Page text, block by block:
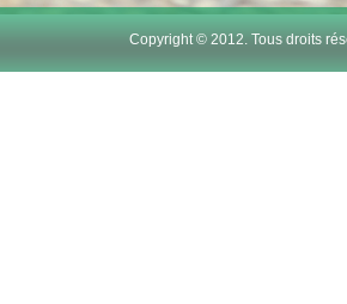
Copyright © 2012. Tous droits